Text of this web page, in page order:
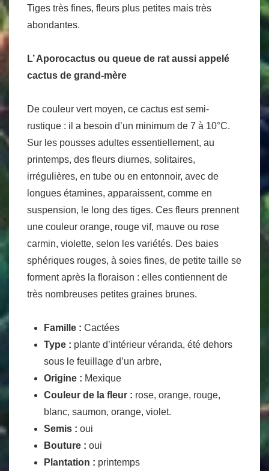
Tiges très fines, fleurs plus petites mais très
abondantes.
L’ Aporocactus ou queue de rat aussi appelé
cactus de grand-mère
De couleur vert moyen, ce cactus est semi-
rustique : il a besoin d’un minimum de 7 à 10°C.
Sur les pousses adultes essentiellement, au
printemps, des fleurs diurnes, solitaires,
irrégulières, en tube ou en entonnoir, avec de
longues étamines, apparaissent, comme en
suspension, le long des tiges. Ces fleurs prennent
une couleur orange, rouge vif, mauve ou rose
carmin, violette, selon les variétés. Des baies
sphériques rouges, à soies fines, de petite taille se
forment après la floraison : elles contiennent de
très nombreuses petites graines brunes.
Famille : Cactées
Type : plante d’intérieur véranda, été dehors
sous le feuillage d’un arbre,
Origine : Mexique
Couleur de la fleur : rose, orange, rouge,
blanc, saumon, orange, violet.
Semis : oui
Bouture : oui
Plantation : printemps